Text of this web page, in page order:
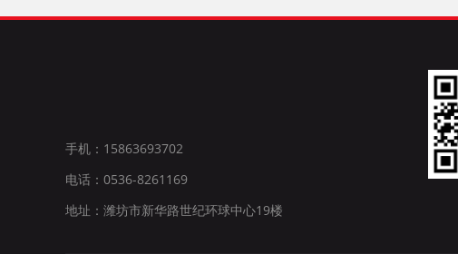
手机：15863693702
电话：0536-8261169
地址：潍坊市新华路世纪环球中心19楼